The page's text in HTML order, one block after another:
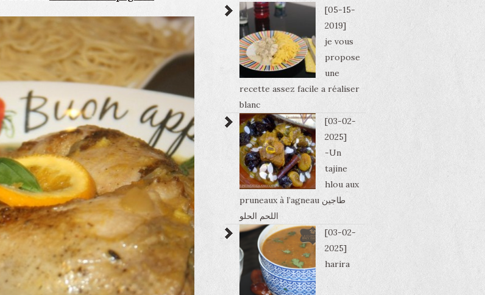
[05-15-
2019]
je vous
propose
une
recette assez facile a réaliser
blanc
[03-02-
2025]
-Un
tajine
hlou aux
pruneaux à l’agneau طاجين
اللحم الحلو
[03-02-
2025]
harira